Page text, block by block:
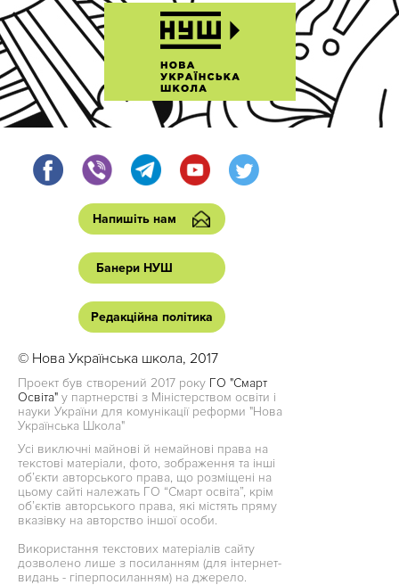
Напишіть нам
Банери НУШ
Редакційна політика
© Нова Українська школа, 2017
Проект був створений 2017 року ГО "Смарт
Освіта" у партнерстві з Міністерством освіти і
науки України для комунікації реформи "Нова
Українська Школа"
Усі виключні майнові й немайнові права на
текстові матеріали, фото, зображення та інші
об’єкти авторського права, що розміщені на
цьому сайті належать ГО “Смарт освіта”, крім
об’єктів авторського права, які містять пряму
вказівку на авторство іншої особи.
Використання текстових матеріалів сайту
дозволено лише з посиланням (для інтернет-
видань - гіперпосиланням) на джерело.